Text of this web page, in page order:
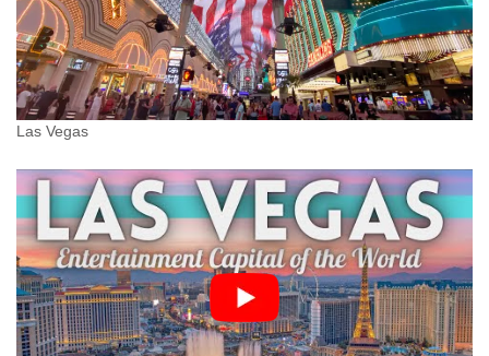
Las Vegas